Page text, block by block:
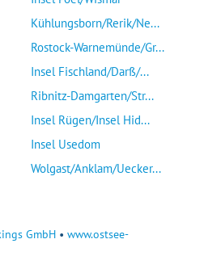
Kühlungsborn/Rerik/Ne...
Rostock-Warnemünde/Gr...
Insel Fischland/Darß/...
Ribnitz-Damgarten/Str...
Insel Rügen/Insel Hid...
Insel Usedom
Wolgast/Anklam/Uecker...
GmbH • www.ostsee-